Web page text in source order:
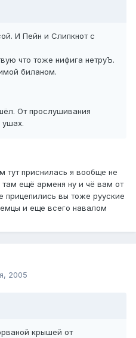
И Пейн и Слипкнот с
что тоже нифига нетруЪ.
биланом.
От прослушивания
ушах.
тут приснилась я вообще не
там ещё арменя ну и чё вам от
прицепились вы тоже рууские
и еще всего навалом
2005
крышей от